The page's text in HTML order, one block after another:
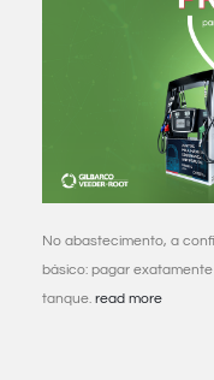
No abastecimento, a
básico: pagar
tanque. read more